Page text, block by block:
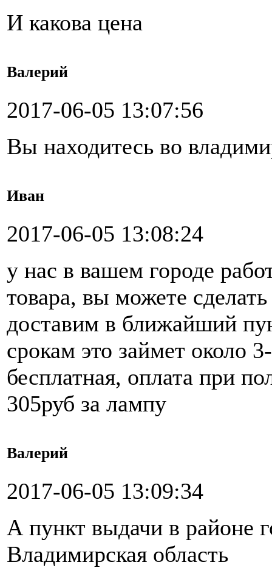
И какова цена
Валерий
2017-06-05 13:07:56
Вы находитесь во
Иван
2017-06-05 13:08:24
у нас в вашем городе
товара, вы можете
доставим в ближайший
срокам это займет около
бесплатная, оплата при
305руб за лампу
Валерий
2017-06-05 13:09:34
А пункт выдачи в районе
Владимирская область